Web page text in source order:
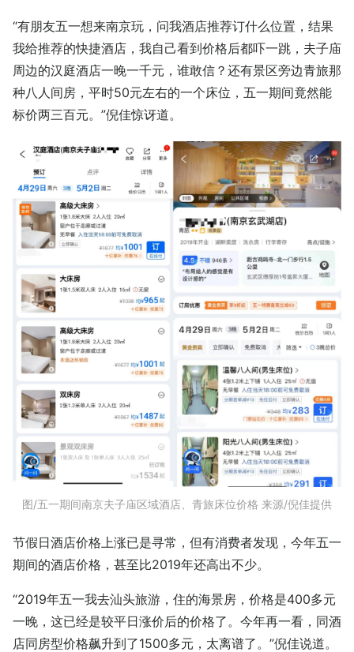
“有朋友五一想来南京玩，问我酒店推荐订什么位置，结果
我给推荐的快捷酒店，我自己看到价格后都吓一跳，夫子庙
周边的汉庭酒店一晚一千元，谁敢信？还有景区旁边青旅那
种八人间房，平时50元左右的一个床位，五一期间竟然能
标价两三百元。”倪佳惊讶道。
图/五一期间南京夫子庙区域酒店、青旅床位价格 来源/倪佳提供
节假日酒店价格上涨已是寻常，但有消费者发现，今年五一
期间的酒店价格，甚至比2019年还高出不少。
“2019年五一我去汕头旅游，住的海景房，价格是400多元
一晚，这已经是较平日涨价后的价格了。今年再一看，同酒
店同房型价格飙升到了1500多元，太离谱了。”倪佳说道。